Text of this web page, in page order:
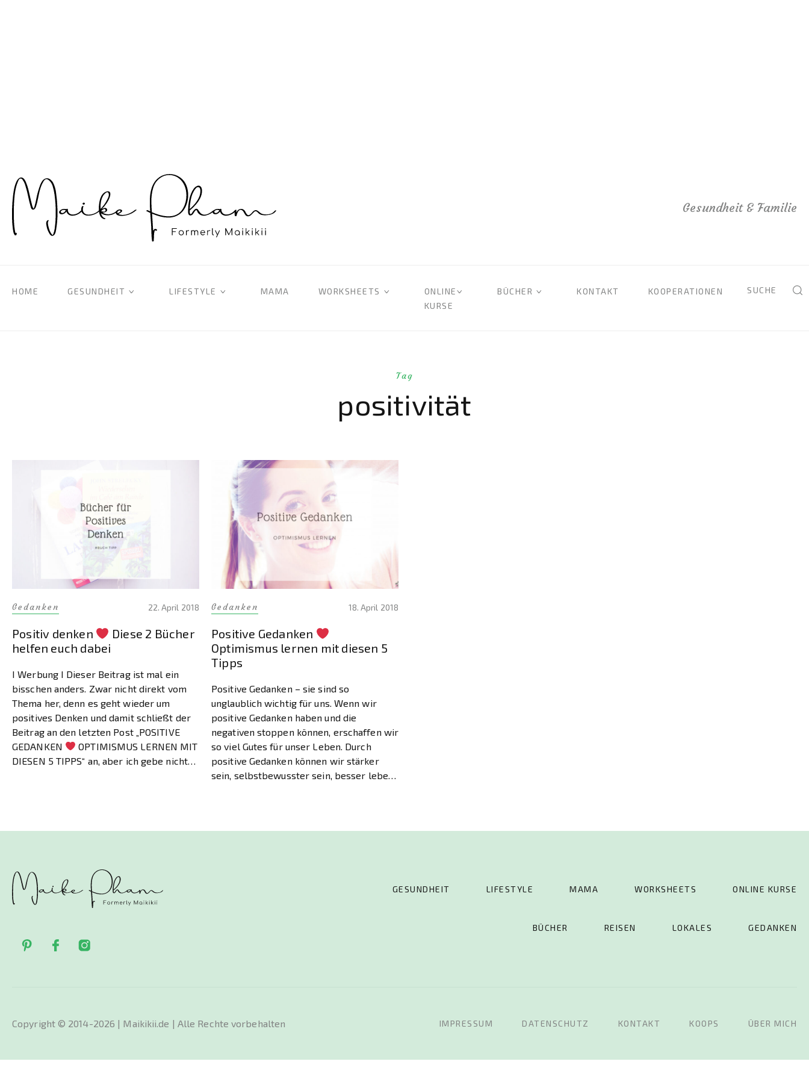
Gesundheit & Familie
HOME GESUNDHEIT LIFESTYLE MAMA WORKSHEETS
ONLINE
KURSE
BÜCHER KONTAKT KOOPERATIONEN SUCHE
Tag
positivität
Gedanken 22. April 2018
Positiv denken
Diese 2 Bücher
helfen euch dabei
I Werbung I Dieser Beitrag ist mal ein
bisschen anders. Zwar nicht direkt vom
Thema her, denn es geht wieder um
positives Denken und damit schließt der
Beitrag an den letzten Post „POSITIVE
GEDANKEN
OPTIMISMUS LERNEN MIT
DIESEN 5 TIPPS“ an, aber ich gebe nicht
Gedanken 18. April 2018
Positive Gedanken
Optimismus lernen mit diesen 5
Tipps
Positive Gedanken – sie sind so
unglaublich wichtig für uns. Wenn wir
positive Gedanken haben und die
negativen stoppen können, erschaffen wir
so viel Gutes für unser Leben. Durch
positive Gedanken können wir stärker
sein, selbstbewusster sein, besser leben
GESUNDHEIT LIFESTYLE MAMA WORKSHEETS ONLINE KURSE
BÜCHER REISEN LOKALES GEDANKEN
Copyright © 2014-2026 | Maikikii.de | Alle Rechte vorbehalten IMPRESSUM DATENSCHUTZ KONTAKT KOOPS ÜBER MICH